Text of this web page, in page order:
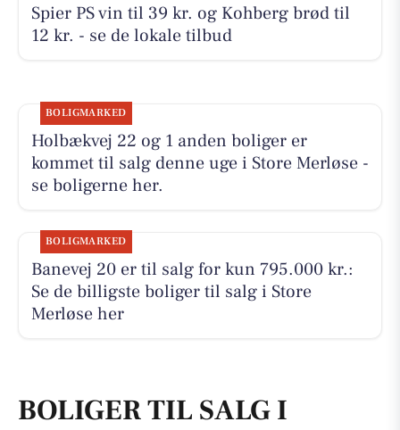
Spier PS vin til 39 kr. og Kohberg brød til
12 kr. - se de lokale tilbud
BOLIGMARKED
Holbækvej 22 og 1 anden boliger er
kommet til salg denne uge i Store Merløse -
se boligerne her.
BOLIGMARKED
Banevej 20 er til salg for kun 795.000 kr.:
Se de billigste boliger til salg i Store
Merløse her
BOLIGER TIL SALG I